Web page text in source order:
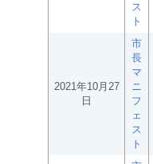
ス
ト
2021年10月27
日
市
長
マ
ニ
フ
ェ
ス
ト